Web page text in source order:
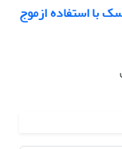
با استفاده ازموج